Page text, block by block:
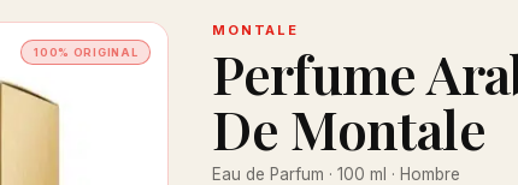
100% ORIGINAL
MONTALE
Perfume
De Montale
Eau de Parfum · 100 ml · Hombre